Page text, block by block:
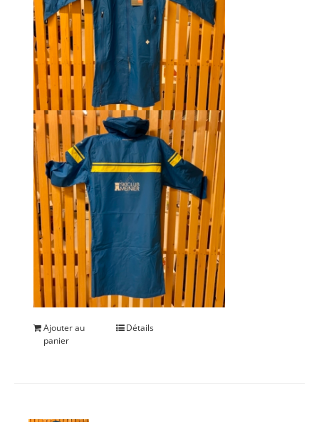
Ajouter au
panier
Détails